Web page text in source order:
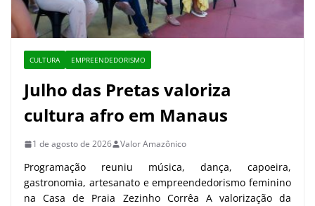
CULTURA EMPREENDEDORISMO
Julho das Pretas valoriza
cultura afro em Manaus
1 de agosto de 2026 Valor Amazônico
Programação reuniu música, dança, capoeira,
gastronomia, artesanato e empreendedorismo feminino
na Casa de Praia Zezinho Corrêa A valorização da